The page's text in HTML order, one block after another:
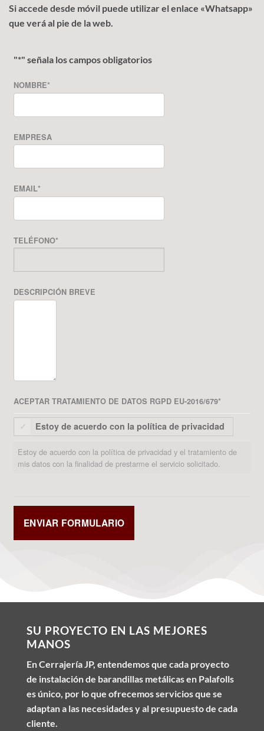
Si accede desde móvil puede utilizar el enlace «Whatsapp»
que verá al pie de la web.
"*" señala los campos obligatorios
NOMBRE*
EMPRESA
EMAIL*
TELÉFONO*
DESCRIPCIÓN BREVE
ACEPTAR TRATAMIENTO DE DATOS RGPD EU-2016/679*
Estoy de acuerdo con la política de privacidad
Estoy de acuerdo con la política de privacidad y el tratamiento de
mis datos con la finalidad de prestarme el servicio solicitado.
SU PROYECTO EN LAS MEJORES
MANOS
En Cerrajería JP, entendemos que cada proyecto
de instalación de barandillas metálicas en Palafolls
es único, por lo que ofrecemos servicios que se
adaptan a las necesidades y al presupuesto de cada
cliente.